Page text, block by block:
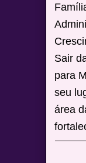
Sair
para
seu
área